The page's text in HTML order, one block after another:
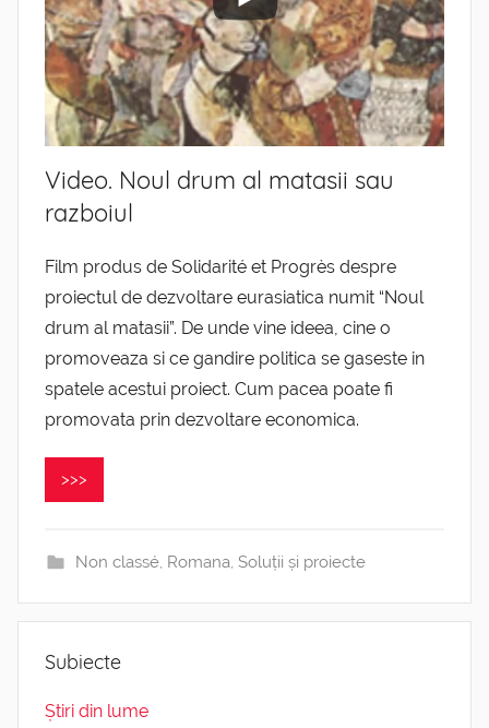
Video. Noul drum al matasii sau
razboiul
Film produs de Solidarité et Progrès despre
proiectul de dezvoltare eurasiatica numit “Noul
drum al matasii”. De unde vine ideea, cine o
promoveaza si ce gandire politica se gaseste in
spatele acestui proiect. Cum pacea poate fi
promovata prin dezvoltare economica.
>>>
Non classé, Romana, Soluții și proiecte
Subiecte
Știri din lume